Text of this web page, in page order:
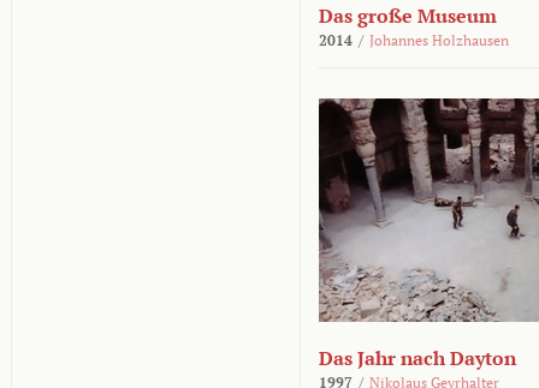
Das große Museum
2014 / Johannes Holzhausen
Das Jahr nach Dayton
1997 / Nikolaus Geyrhalter